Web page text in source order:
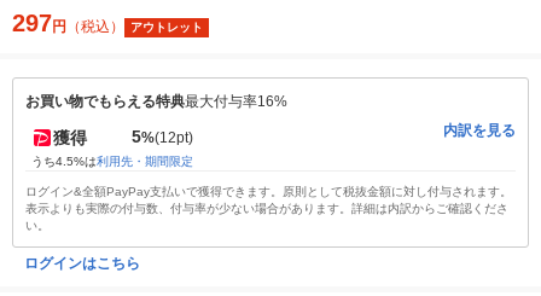
297円 （税込） アウトレット
お買い物でもらえる特典最大付与率16%
獲得 5%(12pt)
うち4.5%は利用先・期間限定
内訳を見る
ログイン&全額PayPay支払いで獲得できます。原則として税抜金額に対し付与されます。
表示よりも実際の付与数、付与率が少ない場合があります。詳細は内訳からご確認くださ
い。
ログインはこちら